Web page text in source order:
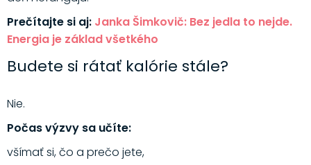
Prečítajte si aj: Janka Šimkovič: Bez jedla to nejde.
Energia je základ všetkého
Budete si rátať kalórie stále?
Nie.
Počas výzvy sa učíte:
všímať si, čo a prečo jete,